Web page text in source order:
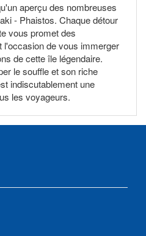
aperçu des nombreuses
- Phaistos. Chaque détour
vous promet des
de vous immerger
de cette île légendaire.
le souffle et son riche
indiscutablement une
les voyageurs.